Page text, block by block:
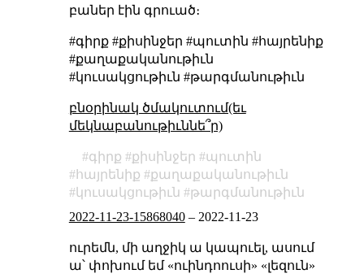
բաներ էին գրուած։
#գիրք #քիսինջեր #պուտին #հայրենիք
#քաղաքականութիւն
#կուսակցութիւն #թարգմանութիւն
բնօրինակ ծմակուտում(եւ
մեկնաբանութիւննե՞ր)
գիրք քիսինջեր
պուտին
հայրենիք
քաղաքականութիւն
կուսակցութիւն
թարգմանութիւն
2022-11-23-15868040– 2022-11-23
ուրեմն, մի աղջիկ ա կապուել, ասում
ա՝ փոխում եմ «ուինդոուսի» «լեզուն»